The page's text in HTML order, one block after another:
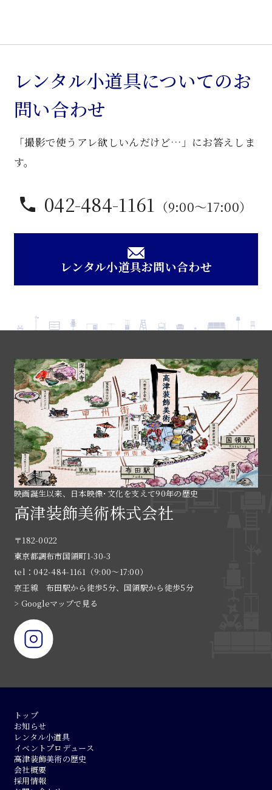
レンタル小道具についてのお
問い合わせ
「撮影で使うアレ欲しいんだけど…」にお答えしま
す。
042-484-1161 （9:00〜17:00）
レンタル小道具お問い合わせ
映画誕生以来、日本映像･文化を支えて90年の歴史
高津装飾美術株式会社
〒182-0022
東京都調布市国領町1-30-3
tel：042-484-1161（9:00〜17:00）
京王線 布田駅から徒歩5分、国領駅から徒歩5分
> Googleマップで見る
トップ
お知らせ
レンタル小道具
イベントプロデュース
高津装飾美術の歴史
会社概要
採用情報